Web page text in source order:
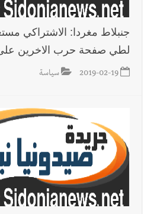
جنبلاط مغردا: الاشتراكي
لطي صفحة حرب الاخرين
2019-02-19 سياسة